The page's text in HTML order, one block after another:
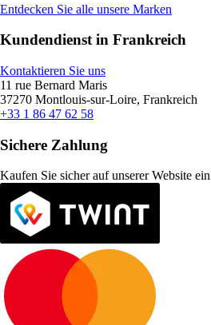
Entdecken Sie alle unsere Marken
Kundendienst in Frankreich
Kontaktieren Sie uns
11 rue Bernard Maris
37270 Montlouis-sur-Loire, Frankreich
+33 1 86 47 62 58
Sichere Zahlung
Kaufen Sie sicher auf unserer Website ein